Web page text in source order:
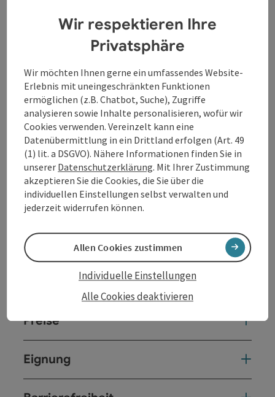
nicht angeboten.
Der Donaubus bedient auf der Fahrt stromabwärts die
Strecke Au-Grafenau und legt bei der Rückfahrt
stromaufwärts auch in Inzell an, um Gäste nach Au
mitzunehmen.
Die Fähre verkehrt ab Mai bis Ende September ...
Beschreibung vollständig anzeigen
Kontakt
Öffnungszeiten
Anreise/Lage
Preise
Eignung
Wir respektieren Ihre
Privatsphäre
Wir möchten Ihnen gerne ein umfassendes Website-
Erlebnis mit uneingeschränkten Funktionen
ermöglichen (z.B. Chatbot, Suche), Zugriffe
analysieren sowie Inhalte personalisieren, wofür wir
Cookies verwenden. Vereinzelt kann eine
Datenübermittlung in ein Drittland erfolgen (Art. 49
(1) lit. a DSGVO). Nähere Informationen finden Sie in
unserer Datenschutzerklärung. Mit Ihrer Zustimmung
akzeptieren Sie die Cookies, die Sie über die
individuellen Einstellungen selbst verwalten und
jederzeit widerrufen können.
Alle Cookies deaktivieren
Individuelle Einstellungen
Allen Cookies zustimmen